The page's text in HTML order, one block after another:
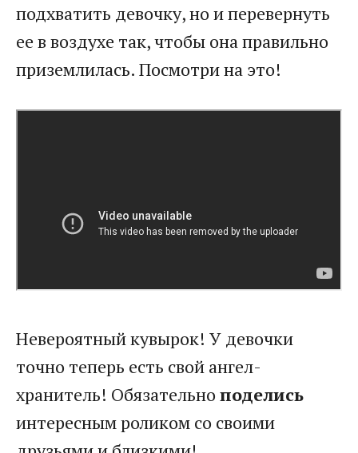
подхватить девочку, но и перевернуть
ее в воздухе так, чтобы она правильно
приземлилась. Посмотри на это!
Невероятный кувырок! У девочки
точно теперь есть свой ангел-
хранитель! Обязательно поделись
интересным роликом со своими